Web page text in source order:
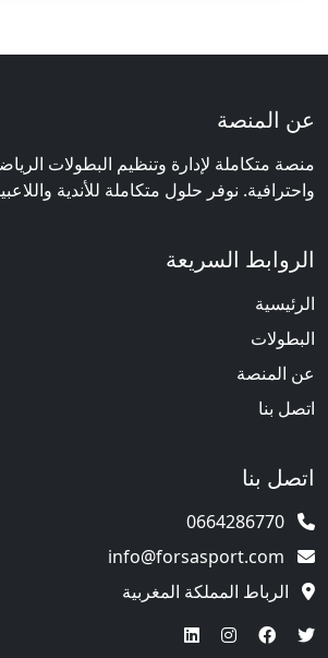
عن المنصة
منصة متكاملة لإدارة وتنظيم البطولات
واحترافية. نوفر حلول متكاملة للأندية
الروابط السريعة
الرئيسية
البطولات
عن المنصة
اتصل بنا
اتصل بنا
info@forsasport.com
الرباط المملكة المغربية